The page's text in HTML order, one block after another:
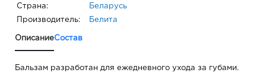
Страна: Беларусь
Производитель: Белита
ОписаниеСостав
Бальзам разработан для ежедневного ухода за губами.